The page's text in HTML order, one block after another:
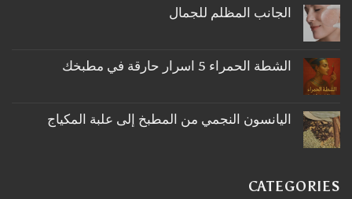
على
ما
اكليل
الجبل
الجانب المظلم للجمال
على
الجانب
الشطة الحمراء 5 اسرار حارقة في مطبخك
على
الشطة
في
مطبخك
اليانسون النجمي من المطبخ إلى علبة المكياج
اليانسون
النجمي
CATEGORIES